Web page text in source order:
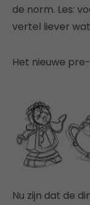
de norm. Les:
vertel liever
Het nieuwe
Nu zijn dat de